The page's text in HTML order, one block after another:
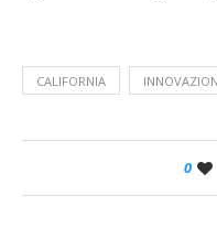
CALIFORNIA
0